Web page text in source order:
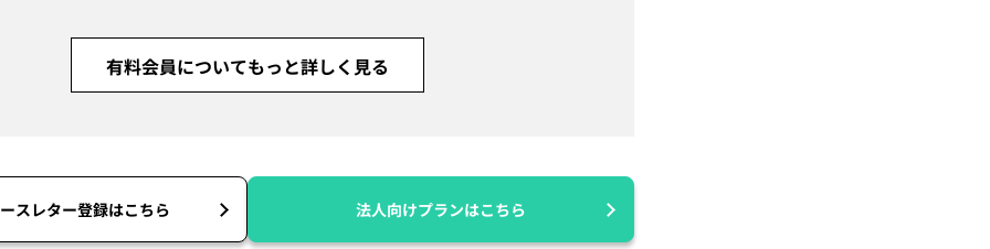
有料会員についてもっと詳しく見る
スレター登録はこちら 法人向けプランはこちら